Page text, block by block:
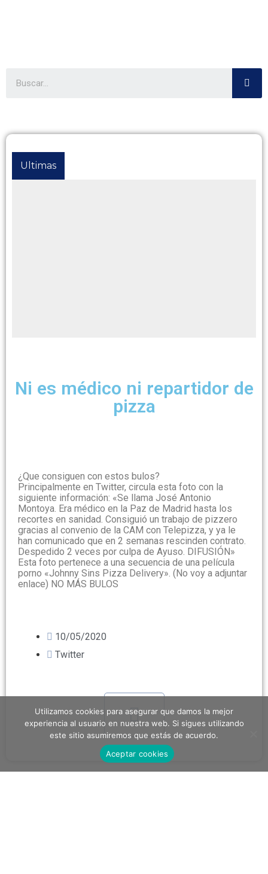
Ultimas
Ni es médico ni repartidor de
pizza
¿Que consiguen con estos bulos?
Principalmente en Twitter, circula esta foto con la
siguiente información: «Se llama José Antonio
Montoya. Era médico en la Paz de Madrid hasta los
recortes en sanidad. Consiguió un trabajo de pizzero
gracias al convenio de la CAM con Telepizza, y ya le
han comunicado que en 2 semanas rescinden contrato.
Despedido 2 veces por culpa de Ayuso. DIFUSIÓN»
Esta foto pertenece a una secuencia de una película
porno «Johnny Sins Pizza Delivery». (No voy a adjuntar
enlace) NO MÁS BULOS
10/05/2020
Twitter
Utilizamos cookies para asegurar que damos la mejor
experiencia al usuario en nuestra web. Si sigues utilizando
este sitio asumiremos que estás de acuerdo.
Aceptar cookies